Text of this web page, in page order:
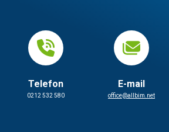
Telefon
0212 532 580
E-mail
office@allbim.net